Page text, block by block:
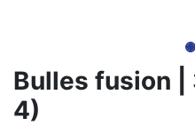
Bulles fusion |
4)